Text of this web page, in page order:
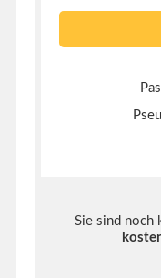
Sie sind noch